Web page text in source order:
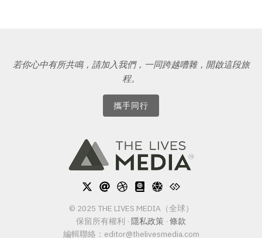
若你心中有所共鳴，請加入我們，一同跨越嘈雜，開啟這段旅
程。
攜手同行
© 2025 THE LIVES MEDIA（全球）
保留所有權利 · 隱私政策 · 條款
編輯聯絡： editor@thelivesmedia.com